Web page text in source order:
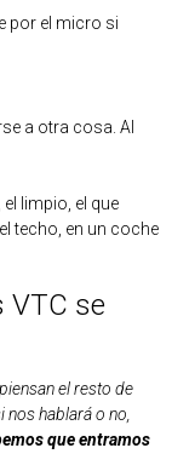
por el micro si
a otra cosa. Al
limpio, el que
techo, en un coche
VTC se
el resto de
hablará o no,
que entramos